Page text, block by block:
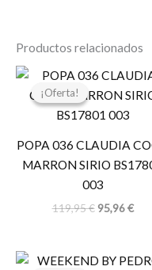
Productos relacionados
¡Oferta!
¡Oferta!
POPA 036 CLAUDIA
MARRON SIRIO
003
119,95€
El
original
era:
95,96€
El
El
El